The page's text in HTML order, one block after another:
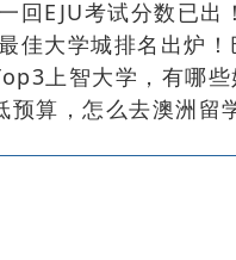
回EJU考试分数已
佳大学城排名出炉
上智大学，有哪
预算，怎么去澳洲留